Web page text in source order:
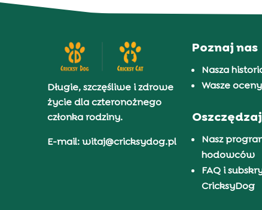
Długie, szczęśliwe i zdrowe
życie dla czteronożnego
członka rodziny.
E-mail: witaj@cricksydog.pl
Poznaj nas
Nasza
Wasze
Nasz
hodowców
FAQ i
CricksyDog